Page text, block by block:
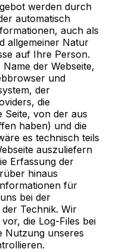
werden durch
automatisch
auch als
allgemeiner Natur
auf Ihre Person.
der Webseite,
und
der
die
Seite, von der aus
haben) und die
es technisch teils
auszuliefern
Erfassung der
hinaus
für
bei der
Technik. Wir
die Log-Files bei
Nutzung unseres